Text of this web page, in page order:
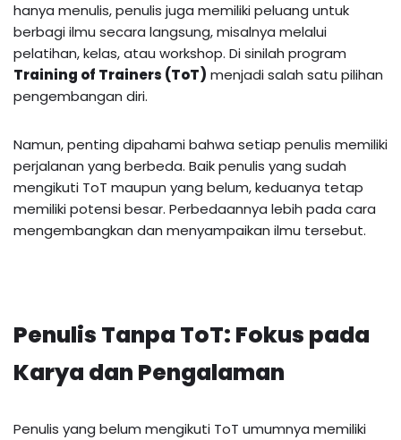
hanya menulis, penulis juga memiliki peluang untuk
berbagi ilmu secara langsung, misalnya melalui
pelatihan, kelas, atau workshop. Di sinilah program
Training of Trainers (ToT) menjadi salah satu pilihan
pengembangan diri.
Namun, penting dipahami bahwa setiap penulis memiliki
perjalanan yang berbeda. Baik penulis yang sudah
mengikuti ToT maupun yang belum, keduanya tetap
memiliki potensi besar. Perbedaannya lebih pada cara
mengembangkan dan menyampaikan ilmu tersebut.
Penulis Tanpa ToT: Fokus pada
Karya dan Pengalaman
Penulis yang belum mengikuti ToT umumnya memiliki